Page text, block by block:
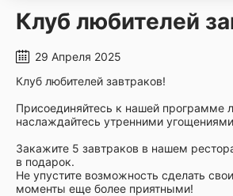
Клуб любителей
29 Апреля 2025
Клуб любителей завтраков!
Присоединяйтесь к нашей программе
наслаждайтесь утренними
Закажите 5 завтраков в нашем
в подарок.
Не упустите возможность сделать
моменты еще более приятными!